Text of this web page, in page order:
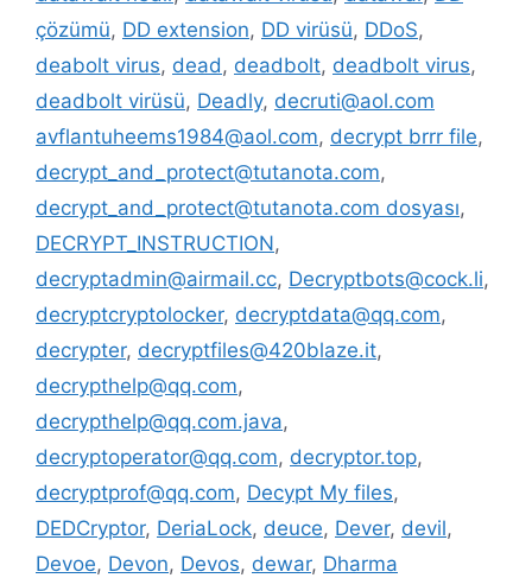
çözümü, DD extension, DD virüsü, DDoS,
deabolt virus, dead, deadbolt, deadbolt virus,
deadbolt virüsü, Deadly, decruti@aol.com
avflantuheems1984@aol.com, decrypt brrr file,
decrypt_and_protect@tutanota.com,
decrypt_and_protect@tutanota.com dosyası,
DECRYPT_INSTRUCTION,
decryptadmin@airmail.cc, Decryptbots@cock.li,
decryptcryptolocker, decryptdata@qq.com,
decrypter, decryptfiles@420blaze.it,
decrypthelp@qq.com,
decrypthelp@qq.com.java,
decryptoperator@qq.com, decryptor.top,
decryptprof@qq.com, Decypt My files,
DEDCryptor, DeriaLock, deuce, Dever, devil,
Devoe, Devon, Devos, dewar, Dharma